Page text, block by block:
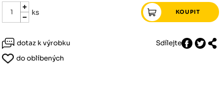
ks
dotaz k výrobku
Sdílejte
do oblíbených